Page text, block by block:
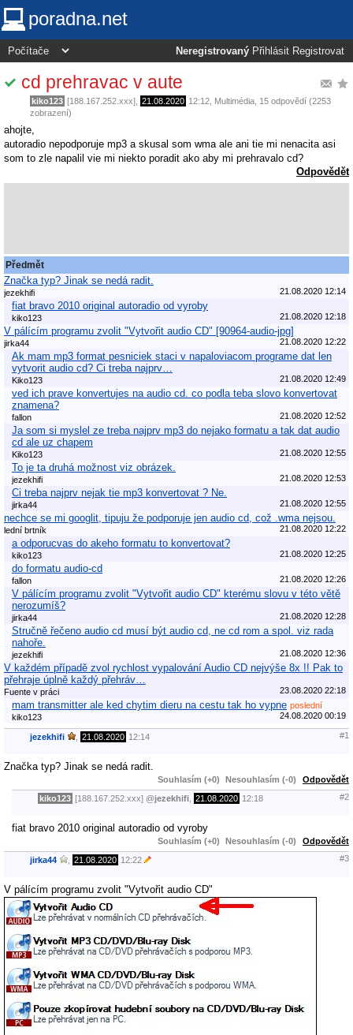
poradna.net
Neregistrovaný Přihlásit Registrovat
cd prehravac v aute
kiko123 [188.167.252.xxx], 21.08.2020 12:12 Multimédia , 15 odpovědí (2253
zobrazení)
ahojte,
autoradio nepodporuje mp3 a skusal som wma ale ani tie mi nenacita asi
som to zle napalil vie mi niekto poradit ako aby mi prehravalo cd?
Odpovědět
Předmět
Značka typ? Jinak se nedá radit.
jezekhifi 21.08.2020 12:14
fiat bravo 2010 original autoradio od vyroby
kiko123 21.08.2020 12:18
V pálícím programu zvolit "Vytvořit audio CD" [90964-audio-jpg]
jirka44 21.08.2020 12:22
Ak mam mp3 format pesniciek staci v napaloviacom programe dat len
vytvorit audio cd? Ci treba najprv…
Kiko123 21.08.2020 12:49
ved ich prave konvertujes na audio cd. co podla teba slovo konvertovat
znamena?
fallon 21.08.2020 12:52
Ja som si myslel ze treba najprv mp3 do nejako formatu a tak dat audio
cd ale uz chapem
Kiko123 21.08.2020 12:55
To je ta druhá možnost viz obrázek.
jezekhifi 21.08.2020 12:53
Ci treba najprv nejak tie mp3 konvertovat ? Ne.
jirka44 21.08.2020 12:55
nechce se mi googlit, tipuju že podporuje jen audio cd, což .wma nejsou.
lední brtník 21.08.2020 12:22
a odporucvas do akeho formatu to konvertovat?
kiko123 21.08.2020 12:25
do formatu audio-cd
fallon 21.08.2020 12:26
V pálícím programu zvolit "Vytvořit audio CD" kterému slovu v této větě
nerozumíš?
jirka44 21.08.2020 12:28
Stručně řečeno audio cd musí být audio cd, ne cd rom a spol. viz rada
nahoře.
jezekhifi 21.08.2020 12:36
V každém případě zvol rychlost vypalování Audio CD nejvýše 8x !! Pak to
přehraje úplně každý přehráv…
Fuente v práci 23.08.2020 22:18
mam transmitter ale ked chytim dieru na cestu tak ho vypne poslední
kiko123
24.08.2020 00:19
jezekhifi 21.08.2020 12:14 #1
Značka typ? Jinak se nedá radit.
Souhlasím (+0) Nesouhlasím (-0) Odpovědět
kiko123 [188.167.252.xxx] @jezekhifi 21.08.2020 12:18 #2
fiat bravo 2010 original autoradio od vyroby
Souhlasím (+0) Nesouhlasím (-0) Odpovědět
jirka44 21.08.2020 12:22 #3
V pálícím programu zvolit "Vytvořit audio CD"